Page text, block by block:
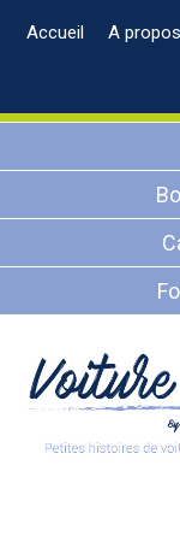
Accueil A propos